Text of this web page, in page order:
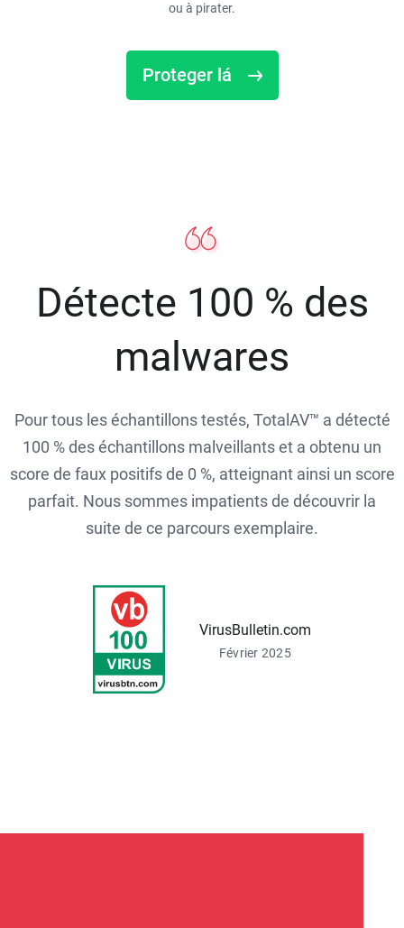
ou à pirater.
Proteger lá
Détecte 100 % des
malwares
Pour tous les échantillons testés, TotalAV™ a détecté
100 % des échantillons malveillants et a obtenu un
score de faux positifs de 0 %, atteignant ainsi un score
parfait. Nous sommes impatients de découvrir la
suite de ce parcours exemplaire.
VirusBulletin.com
Février 2025